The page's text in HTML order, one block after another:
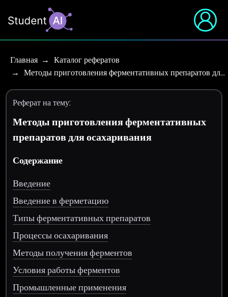
Главная
Каталог рефератов
Методы приготовления ферментативных препаратов дл…
Реферат на тему:
Методы приготовления ферментативных
препаратов для осахаривания
Содержание
Введение
Введение в ферметацию
Типы ферментативных препаратов
Процессы осахаривания
Методы получения ферментов
Условия работы ферментов
Промышленные применения